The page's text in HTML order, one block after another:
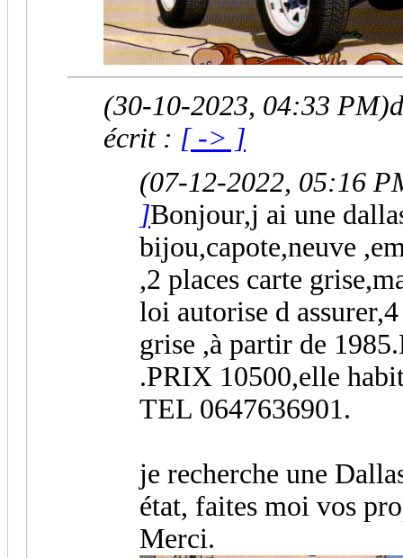
(30-10-2023, 04:33 PM)
écrit : [ -> ]
(07-12-2022, 05:16
]Bonjour,j ai une
bijou,capote,neuve
,2 places carte
loi autorise d
grise ,à partir de
.PRIX 10500,elle
TEL 0647636901.
je recherche une
état, faites moi vos
Merci.